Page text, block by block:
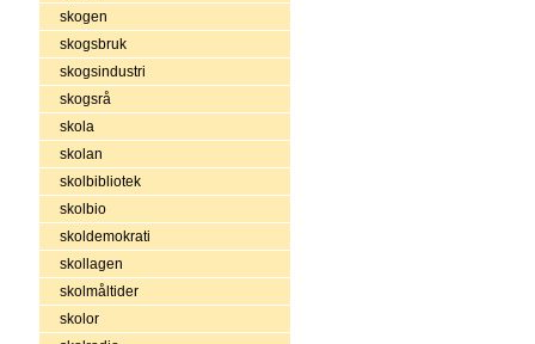
skogen
skogsbruk
skogsindustri
skogsrå
skola
skolan
skolbibliotek
skolbio
skoldemokrati
skollagen
skolmåltider
skolor